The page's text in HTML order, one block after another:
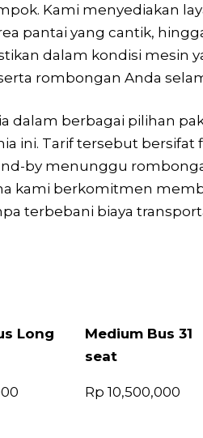
Kami menyediakan
pantai yang cantik,
dalam kondisi
rombongan Anda
dalam berbagai pilihan
ini. Tarif tersebut
by menunggu
kami berkomitmen
terbebani biaya
Long
Medium Bus 31
seat
Long
Medium Bus 31
Rp 10,500,000